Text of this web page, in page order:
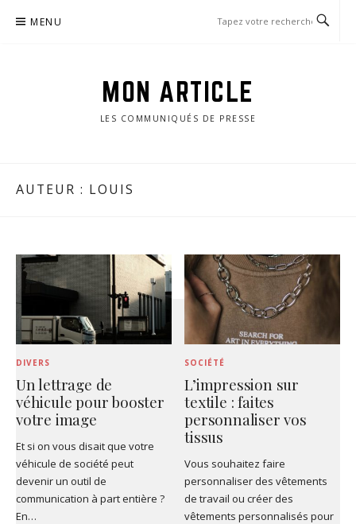
MENU
MON ARTICLE
LES COMMUNIQUÉS DE PRESSE
AUTEUR : LOUIS
DIVERS
Un lettrage de
véhicule pour booster
votre image
Et si on vous disait que votre
véhicule de société peut
devenir un outil de
communication à part entière ?
En…
SOCIÉTÉ
L’impression sur
textile : faites
personnaliser vos
tissus
Vous souhaitez faire
personnaliser des vêtements
de travail ou créer des
vêtements personnalisés pour